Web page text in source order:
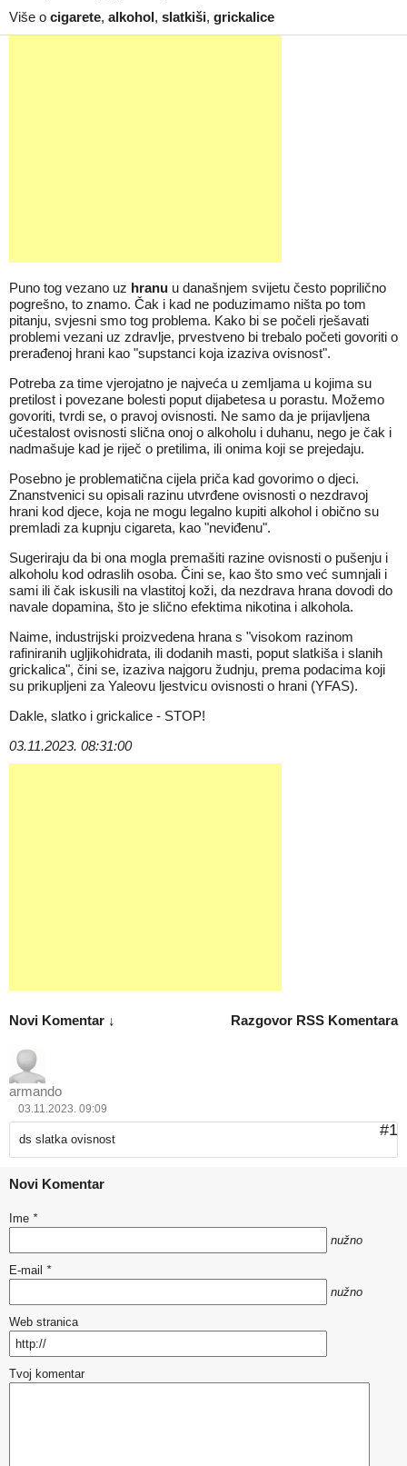
Više o cigarete, alkohol, slatkiši, grickalice
Puno tog vezano uz hranu u današnjem svijetu često poprilično
pogrešno, to znamo. Čak i kad ne poduzimamo ništa po tom
pitanju, svjesni smo tog problema. Kako bi se počeli rješavati
problemi vezani uz zdravlje, prvestveno bi trebalo početi govoriti o
prerađenoj hrani kao "supstanci koja izaziva ovisnost".
Potreba za time vjerojatno je najveća u zemljama u kojima su
pretilost i povezane bolesti poput dijabetesa u porastu. Možemo
govoriti, tvrdi se, o pravoj ovisnosti. Ne samo da je prijavljena
učestalost ovisnosti slična onoj o alkoholu i duhanu, nego je čak i
nadmašuje kad je riječ o pretilima, ili onima koji se prejedaju.
Posebno je problematična cijela priča kad govorimo o djeci.
Znanstvenici su opisali razinu utvrđene ovisnosti o nezdravoj
hrani kod djece, koja ne mogu legalno kupiti alkohol i obično su
premladi za kupnju cigareta, kao "neviđenu".
Sugeriraju da bi ona mogla premašiti razine ovisnosti o pušenju i
alkoholu kod odraslih osoba. Čini se, kao što smo već sumnjali i
sami ili čak iskusili na vlastitoj koži, da nezdrava hrana dovodi do
navale dopamina, što je slično efektima nikotina i alkohola.
Naime, industrijski proizvedena hrana s "visokom razinom
rafiniranih ugljikohidrata, ili dodanih masti, poput slatkiša i slanih
grickalica", čini se, izaziva najgoru žudnju, prema podacima koji
su prikupljeni za Yaleovu ljestvicu ovisnosti o hrani (YFAS).
Dakle, slatko i grickalice - STOP!
03.11.2023. 08:31:00
Razgovor RSS Komentara
Novi Komentar ↓
armando
03.11.2023. 09:09
#1
ds slatka ovisnost
Novi Komentar
Ime *
nužno
E-mail *
nužno
Web stranica
Tvoj komentar